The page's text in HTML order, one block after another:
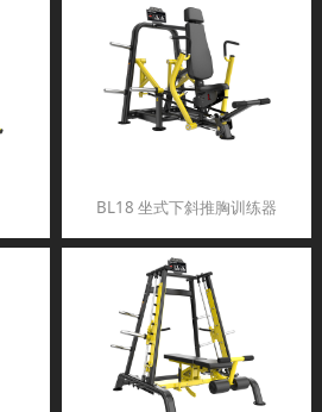
BL18 坐式下斜推胸训练器